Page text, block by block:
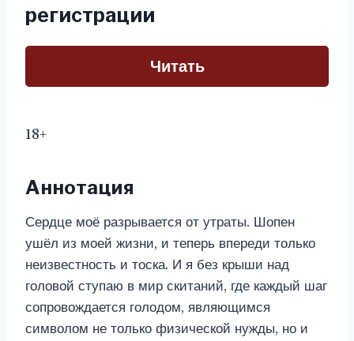
регистрации
Читать
18+
Аннотация
Сердце моё разрывается от утраты. Шопен
ушёл из моей жизни, и теперь впереди только
неизвестность и тоска. И я без крыши над
головой ступаю в мир скитаний, где каждый шаг
сопровождается голодом, являющимся
символом не только физической нужды, но и